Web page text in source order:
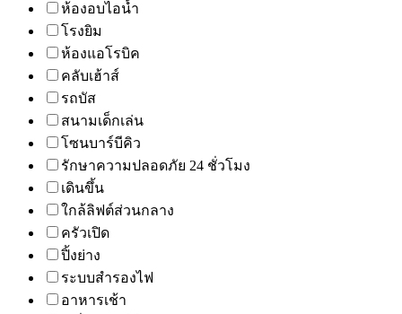
ห้องอบไอน้ำ
โรงยิม
ห้องแอโรบิค
คลับเฮ้าส์
รถบัส
สนามเด็กเล่น
โซนบาร์บีคิว
รักษาความปลอดภัย 24 ชั่วโมง
เดินขึ้น
ใกล้ลิฟต์ส่วนกลาง
ครัวเปิด
ปิ้งย่าง
ระบบสำรองไฟ
อาหารเช้า